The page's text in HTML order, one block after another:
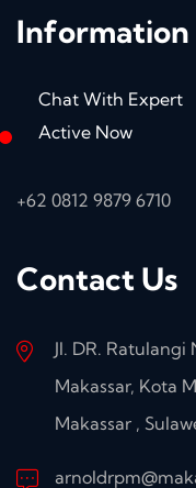
Information
Chat With Expert
Active Now
+62 0812 9879 6710
Contact Us
Jl. DR. Ratulangi
Makassar, Kota
Makassar ,